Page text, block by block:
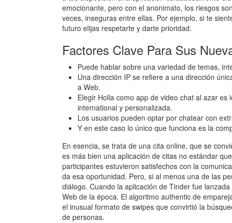
emocionante, pero con el anonimato, los riesgos
veces, inseguras entre ellas. Por ejemplo, si te
futuro elijas respetarte y darte prioridad.
Factores Clave Para Sus
Puede hablar sobre una variedad de temas,
Una dirección IP se refiere a una dirección
a Web.
Elegir Holla como app de video chat al azar
international y personalizada.
Los usuarios pueden optar por chatear con
Y en este caso lo único que funciona es la
En esencia, se trata de una cita online, que se
es más bien una aplicación de citas no estándar
participantes estuvieron satisfechos con la
da esa oportunidad. Pero, si al menos una de las
diálogo. Cuando la aplicación de Tinder fue
Web de la época. El algoritmo authentic de
el inusual formato de swipes que convirtió la
de personas.